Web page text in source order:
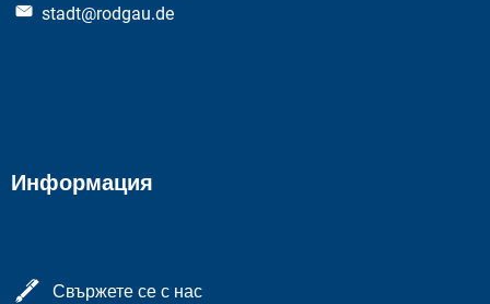
stadt@rodgau.de
Информация
Свържете се с нас